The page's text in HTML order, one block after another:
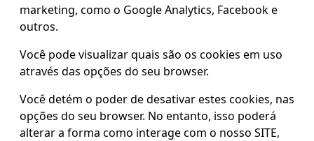
marketing, como o Google Analytics, Facebook e
outros.
Você pode visualizar quais são os cookies em uso
através das opções do seu browser.
Você detém o poder de desativar estes cookies, nas
opções do seu browser. No entanto, isso poderá
alterar a forma como interage com o nosso SITE,